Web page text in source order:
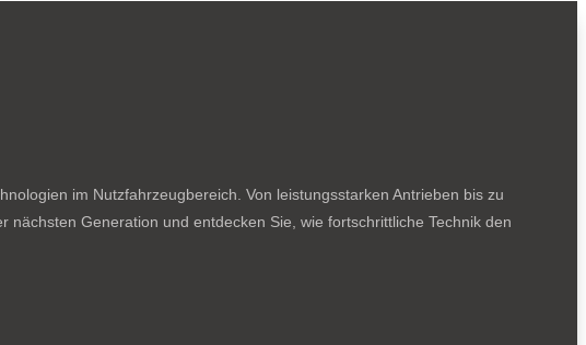
im Nutzfahrzeugbereich. Von leistungsstarken Antrieben bis zu
Generation und entdecken Sie, wie fortschrittliche Technik den